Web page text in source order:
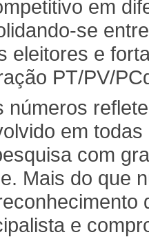
em
se
eleitores e
PT/PV/
números
em
com
Mais do que
e